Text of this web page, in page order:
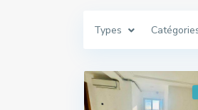
Types